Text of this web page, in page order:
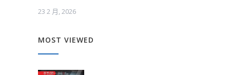
23 2 月, 2026
MOST VIEWED